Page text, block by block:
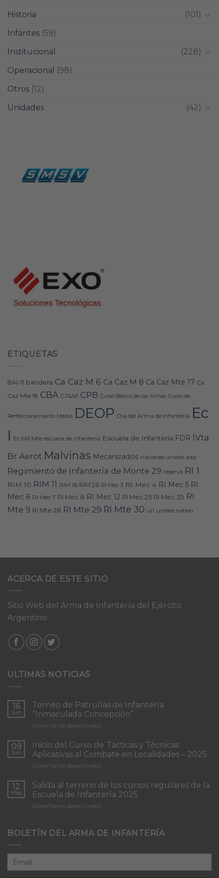
Historia
(101)
Infantes (59)
Institucional
(228)
Operacional
(98)
Otros (12)
Unidades
(42)
ETIQUETAS
BAI-11 bandera Ca Caz M 6 Ca Caz M 8 Ca Caz Mte 17 Ca
Caz Mte 18 CBA CJSAE CPB Curso Básico de las Armas Curso de
Perfeccionamiento Medio DEOP Día del Arma de Infantería Ec
I Ec Mil Mte escuela de infanteria Escuela de Infantería FDR IVta
Br Aerot Malvinas Mecanizados naciones unidas paz
Regimiento de Infantería de Monte 29 reserva RI 1
RIM 10 RIM 11 RIM 16 RIM 26 RI Mec 3 RI Mec 4 RI Mec 5 RI
Mec 6 RI Mec 7 RI Mec 8 RI Mec 12 RI Mec 25 RI Mec 35 RI
Mte 9 RI Mte 28 RI Mte 29 RI Mte 30 un united nation
ACERCA DE ESTE SITIO
Sitio Web del Arma de Infantería del Ejército
Argentino
ULTIMAS NOTICIAS
16
Jun
Torneo de Patrullas de Infantería
“Inmaculada Concepción”
Comentarios desactivados
Patrullas
de
Infantería
Concepción”
09
Jun
Inicio del Curso de Tácticas y Técnicas
Aplicativas al Combate en Localidades – 2025
Comentarios desactivados
del
Curso
de
Tácticas
Aplicativas
12
May
Salida al terreno de los cursos regulares de la
Escuela de Infantería 2025
Comentarios desactivados
terreno
cursos
de
BOLETÍN DEL ARMA DE INFANTERÍA